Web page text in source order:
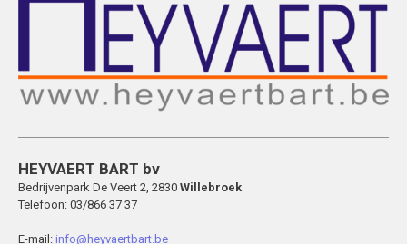
HEYVAERT BART bv
Bedrijvenpark De Veert 2, 2830 Willebroek
Telefoon: 03/866 37 37
E-mail: info@heyvaertbart.be